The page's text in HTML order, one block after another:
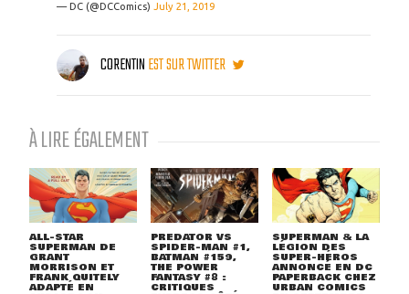
— DC (@DCComics) July 21, 2019
CORENTINEST SUR TWITTER
À LIRE ÉGALEMENT
ALL-STAR
SUPERMAN DE
GRANT
MORRISON ET
FRANK QUITELY
ADAPTÉ EN
PREDATOR VS
SPIDER-MAN #1,
BATMAN #159,
THE POWER
FANTASY #8 :
CRITIQUES
SUPERMAN & LA
LÉGION DES
SUPER-HÉROS
ANNONCÉ EN DC
PAPERBACK CHEZ
URBAN COMICS